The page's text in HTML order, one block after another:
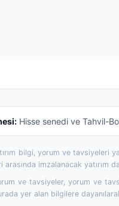
Hisse senedi ve Tahvil-
bilgi, yorum ve tavsiyeleri
imzalanacak yatırım
ve tavsiyeler, yorum ve
yer alan bilgilere